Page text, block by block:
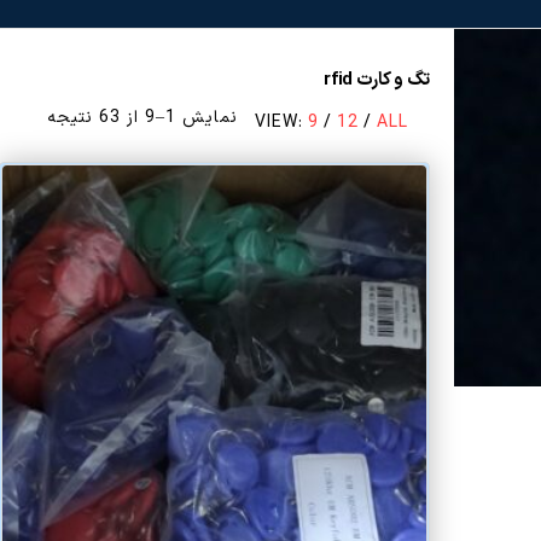
تگ و کارت rfid
VIEW: 9 / 12 / ALL نمایش 1–9 از 63 نتیجه
اساس
قیمت:
زیاد
به
کم